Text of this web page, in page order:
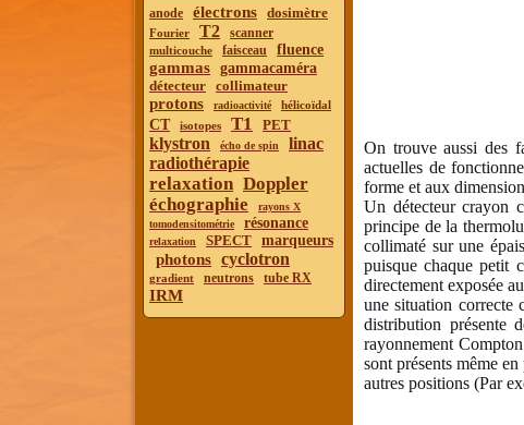
anode électrons dosimètre
Fourier T2 scanner
multicouche faisceau fluence
gammas gammacaméra
détecteur collimateur
protons radioactivité hélicoïdal
CT isotopes T1 PET
klystron écho de spin
linac
radiothérapie
relaxation Doppler
échographie
rayons X
tomodensitométrie
résonance
relaxation SPECT marqueurs
photons cyclotron
gradient neutrons tube RX
IRM
On trouve aussi des
actuelles de
forme et aux
Un détecteur crayon
principe de la
collimaté sur une
puisque chaque petit
directement exposée
une situation correcte
distribution présente
rayonnement
sont présents même
autres positions (Par